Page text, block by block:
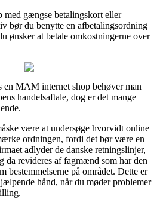
med gængse betalingskort eller
bør du benytte en afbetalingsordning
ønsker at betale omkostningerne over
en MAM internet shop behøver man
handelsaftale, dog er det mange
være at undersøge hvorvidt online
ordningen, fordi det bør være en
adlyder de danske retningslinjer,
da revideres af fagmænd som har den
bestemmelserne på området. Dette er
hånd, når du møder problemer